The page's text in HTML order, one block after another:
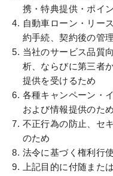
携・特典提供・ポイ
自動車ローン・リー
約手続、契約後の管
当社のサービス品質
析、ならびに第三者
提供を受けるため
各種キャンペーン・
および情報提供のため
不正行為の防止、セ
のため
法令に基づく権利行
上記目的に付随また